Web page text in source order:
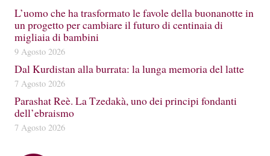
L’uomo che ha trasformato le favole della buonanotte in
un progetto per cambiare il futuro di centinaia di
migliaia di bambini
9 Agosto 2026
Dal Kurdistan alla burrata: la lunga memoria del latte
7 Agosto 2026
Parashat Reè. La Tzedakà, uno dei principi fondanti
dell’ebraismo
7 Agosto 2026